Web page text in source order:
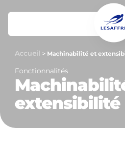
Accueil > Machinabilité et
extensibilité
Fonctionnalités